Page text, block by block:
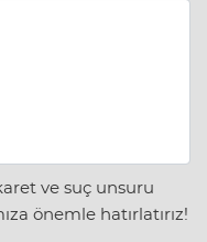
ve suç unsuru
önemle hatırlatırız!